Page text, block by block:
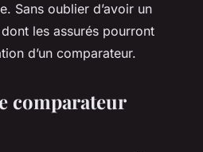
Sans oublier d’avoir un
les assurés pourront
d’un comparateur.
comparateur